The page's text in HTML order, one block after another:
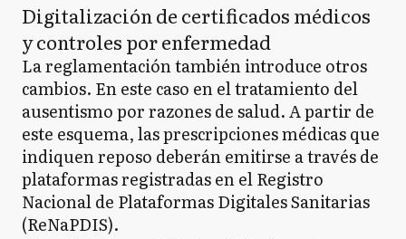
Digitalización de certificados médicos
y controles por enfermedad
La reglamentación también introduce otros
cambios. En este caso en el tratamiento del
ausentismo por razones de salud. A partir de
este esquema, las prescripciones médicas que
indiquen reposo deberán emitirse a través de
plataformas registradas en el Registro
Nacional de Plataformas Digitales Sanitarias
(ReNaPDIS).